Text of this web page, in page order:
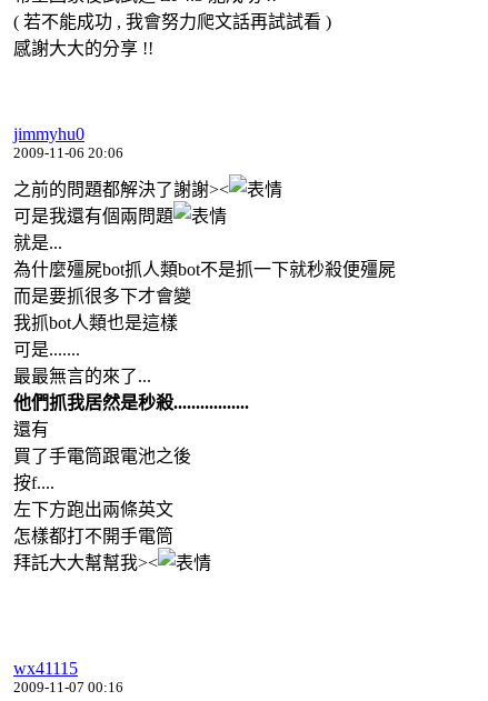
( 若不能成功 , 我會努力爬文話再試試看 )
感謝大大的分享 !!
jimmyhu0
2009-11-06 20:06
之前的問題都解決了謝謝><
可是我還有個兩問題
就是...
為什麼殭屍bot抓人類bot不是抓一下就秒殺便殭屍
而是要抓很多下才會變
我抓bot人類也是這樣
可是.......
最最無言的來了...
他們抓我居然是秒殺.................
還有
買了手電筒跟電池之後
按f....
左下方跑出兩條英文
怎樣都打不開手電筒
拜託大大幫幫我><
wx41115
2009-11-07 00:16